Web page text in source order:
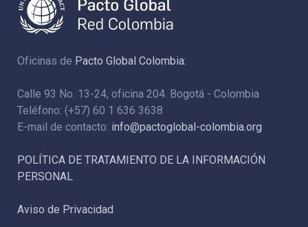
Oficinas de Pacto Global Colombia:
Calle 93 No. 13-24, oficina 204. Bogotá - Colombia
Teléfono: (+57) 60 1 636 3638
E-mail de contacto: info@pactoglobal-colombia.org
POLÍTICA DE TRATAMIENTO DE LA INFORMACIÓN
PERSONAL
Aviso de Privacidad